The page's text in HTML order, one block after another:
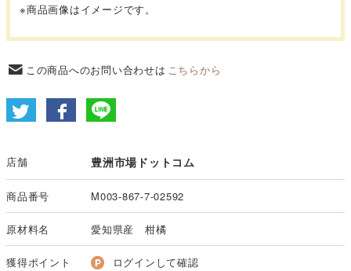
※商品画像はイメージです。
この商品へのお問い合わせは こちらから
店舗 豊洲市場ドットコム
商品番号 M003-867-7-02592
原材料名 愛知県産 柑橘
獲得ポイント ログインして確認